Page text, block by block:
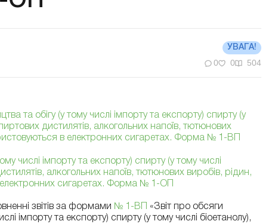
УВАГА!
0 0 504
та обігу (у тому числі імпорту та експорту) спирту (у
дистилятів, алкогольних напоїв, тютюнових
в електронних сигаретах. Форма № 1-ВП
числі імпорту та експорту) спирту (у тому числі
алкогольних напоїв, тютюнових виробів, рідин,
сигаретах. Форма № 1-ОП
звітів за формами № 1-ВП
«Звіт про обсяги
імпорту та експорту) спирту (у тому числі біоетанолу),